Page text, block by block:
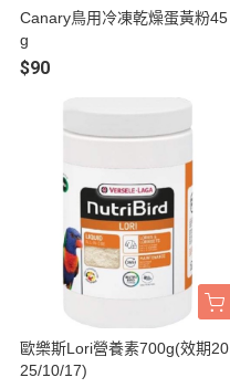
Canary鳥用冷凍乾燥蛋黃粉45
g
$90
歐樂斯Lori營養素700g(效期20
25/10/17)